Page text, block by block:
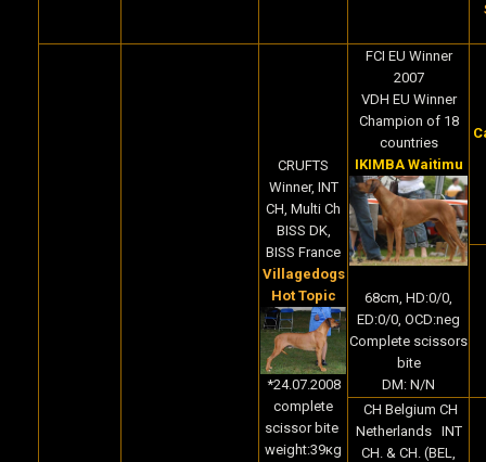
CRUFTS
Winner, INT
CH, Multi Ch
BISS DK,
BISS France
Villagedogs
Hot Topic
*24.07.2008
complete
scissor bite
weight:39кg
FCI EU Winner
2007
VDH EU Winner
Champion of 18
countries
IKIMBA Waitimu
68cm, HD:0/0,
ED:0/0, OCD:neg
Complete scissors
bite
DM: N/N
CH Belgium CH
Netherlands INT
CH. & CH. (BEL,